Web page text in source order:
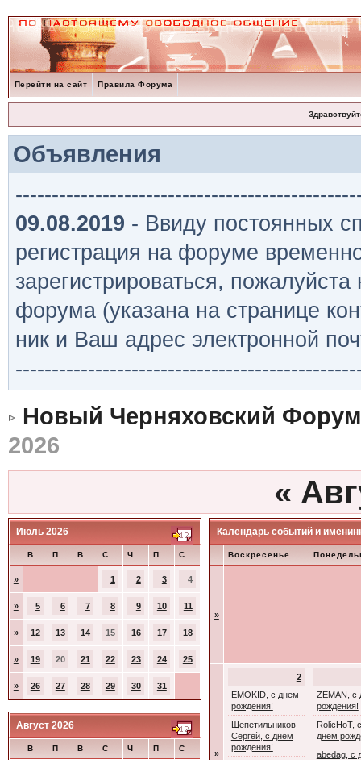
Перейти на сайт Правила Форума
Объявления
09.08.2019 - Ввиду постоянных
регистрация на форуме
зарегистрироваться,
форума (указана на странице
ник и Ваш адрес электронной
Новый Черняховский Форум
2026
«
Июль 2026
В П В С Ч П С
» 1 2 3 4
» 5 6 7 8 9 10 11
» 12 13 14 15 16 17 18
» 19 20 21 22 23 24 25
» 26 27 28 29 30 31
Август 2026
В П В С Ч П С
Календарь событий и
Воскресенье
»
»
2
EMOKID, с днем
рождения!
Щепетильников
Сергей, с днем
рождения!
ZEMAN, с
рождения!
RolicHoT, с
днем
abedag, с